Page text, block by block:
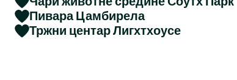
Пивара Цамбирела
Тржни центар Лигхтхоусе